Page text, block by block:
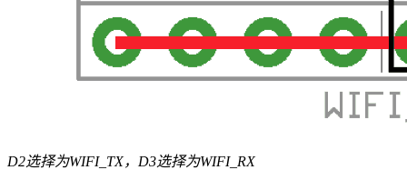
D2选择为WIFI_TX，D3选择为WIFI_RX